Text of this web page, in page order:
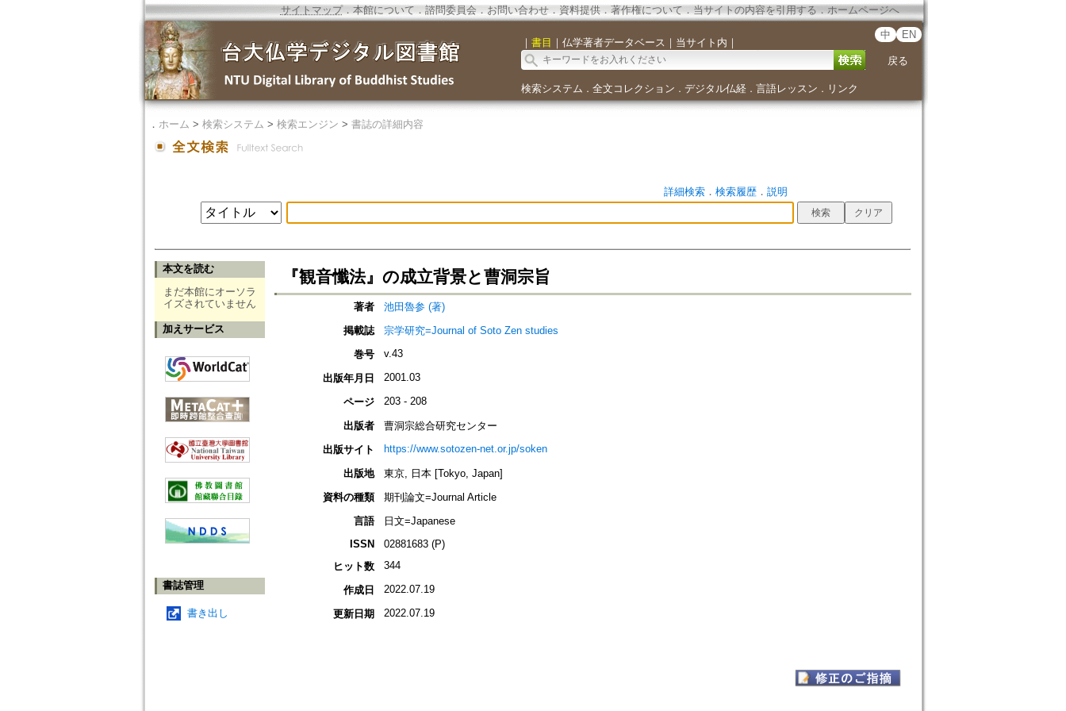
サイトマップ．本館について ． 諮問委員会． お問い合わせ． 資料提供． 著作権について．当サイトの内容を引用する ． ホームページへ
｜ 書目 ｜ 仏学著者データベース ｜ 当サイト内 ｜
中 EN
戻る
検索システム ． 全文コレクション ． デジタル仏経． 言語レッスン ． リンク
． ホーム > 検索システム > 検索エンジン > 書誌の詳細内容
詳細検索． 検索履歴． 説明
本文を読む
まだ本館にオーソラ
イズされていません
加えサービス
書誌管理
書き出し
『観音懺法』の成立背景と曹洞宗旨
著者
池田魯参 (著)
掲載誌
宗学研究=Journal of Soto Zen studies
巻号
v.43
出版年月日 2001.03
ページ 203 - 208
出版者
曹洞宗総合研究センター
出版サイト
https://www.sotozen-net.or.jp/soken
出版地
東京, 日本 [Tokyo, Japan]
資料の種類
期刊論文=Journal Article
言語
日文=Japanese
ISSN
02881683 (P)
ヒット数
344
作成日 2022.07.19
更新日期 2022.07.19